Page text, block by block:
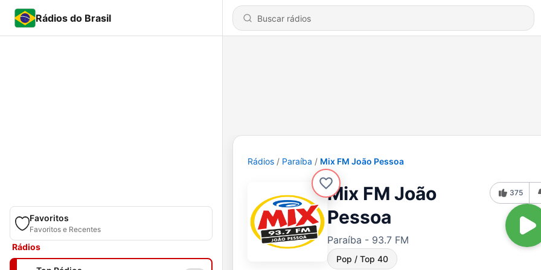
Rádios do Brasil
Favoritos
Favoritos e Recentes
Rádios
Rádios Paraíba Mix FM João Pessoa
Mix FM João
Pessoa
Paraíba - 93.7 FM
Pop / Top 40
375